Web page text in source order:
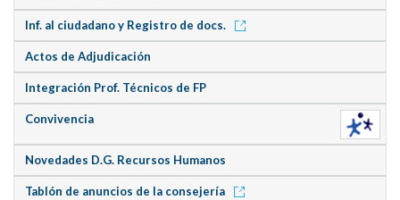
Inf. al ciudadano y Registro de docs.
Actos de Adjudicación
Integración Prof. Técnicos de FP
Convivencia
Novedades D.G. Recursos Humanos
Tablón de anuncios de la consejería